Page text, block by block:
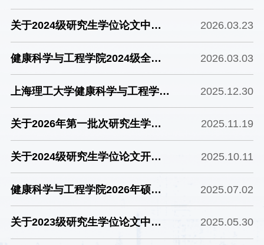
论文答辩及学位授予相关事项的通
知
关于2024级研究生学位论文中期
考核工作的通知
2026.03.23
健康科学与工程学院2024级全日
制非定向研究生第二阶段学业奖学
金评选工作的通知
2026.03.03
上海理工大学健康科学与工程学院
博士研究生招生“申请-考核制”实
施细则（2026年适用）
2025.12.30
关于2026年第一批次研究生学位
论文答辩及学位授予相关事项的通
知
2025.11.19
关于2024级研究生学位论文开题
工作的通知
2025.10.11
健康科学与工程学院2026年硕士
研究生招生考试初试科目拟调整公
告
2025.07.02
关于2023级研究生学位论文中期
考核工作的通知
2025.05.30